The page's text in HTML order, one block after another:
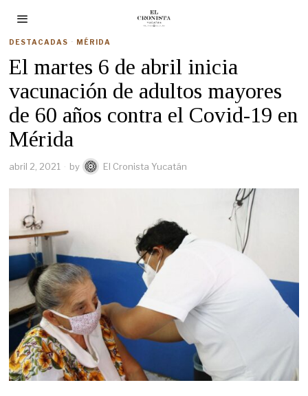
DESTACADAS · MÉRIDA
El martes 6 de abril inicia
vacunación de adultos mayores
de 60 años contra el Covid-19 en
Mérida
abril 2, 2021 by El Cronista Yucatán